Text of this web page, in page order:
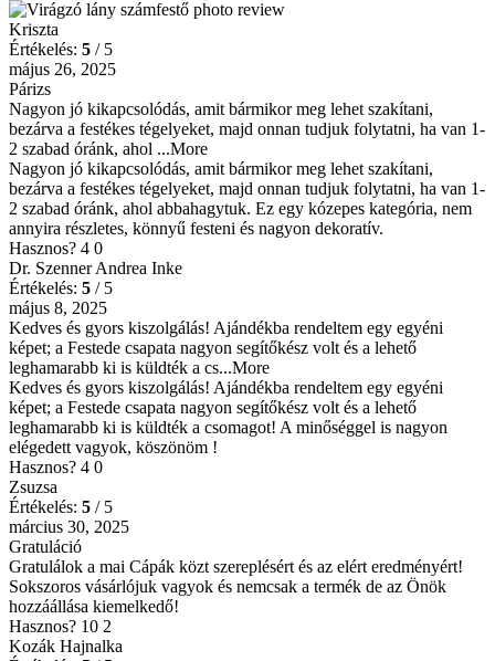
Kriszta
Értékelés: 5 / 5
május 26, 2025
Párizs
Nagyon jó kikapcsolódás, amit bármikor meg lehet szakítani,
bezárva a festékes tégelyeket, majd onnan tudjuk folytatni, ha van 1-
2 szabad óránk, ahol ...More
Nagyon jó kikapcsolódás, amit bármikor meg lehet szakítani,
bezárva a festékes tégelyeket, majd onnan tudjuk folytatni, ha van 1-
2 szabad óránk, ahol abbahagytuk. Ez egy kózepes kategória, nem
annyira részletes, könnyű festeni és nagyon dekoratív.
Hasznos? 4 0
Dr. Szenner Andrea Inke
Értékelés: 5 / 5
május 8, 2025
Kedves és gyors kiszolgálás! Ajándékba rendeltem egy egyéni
képet; a Festede csapata nagyon segítőkész volt és a lehető
leghamarabb ki is küldték a cs...More
Kedves és gyors kiszolgálás! Ajándékba rendeltem egy egyéni
képet; a Festede csapata nagyon segítőkész volt és a lehető
leghamarabb ki is küldték a csomagot! A minőséggel is nagyon
elégedett vagyok, köszönöm !
Hasznos? 4 0
Zsuzsa
Értékelés: 5 / 5
március 30, 2025
Gratuláció
Gratulálok a mai Cápák közt szereplésért és az elért eredményért!
Sokszoros vásárlójuk vagyok és nemcsak a termék de az Önök
hozzáállása kiemelkedő!
Hasznos? 10 2
Kozák Hajnalka